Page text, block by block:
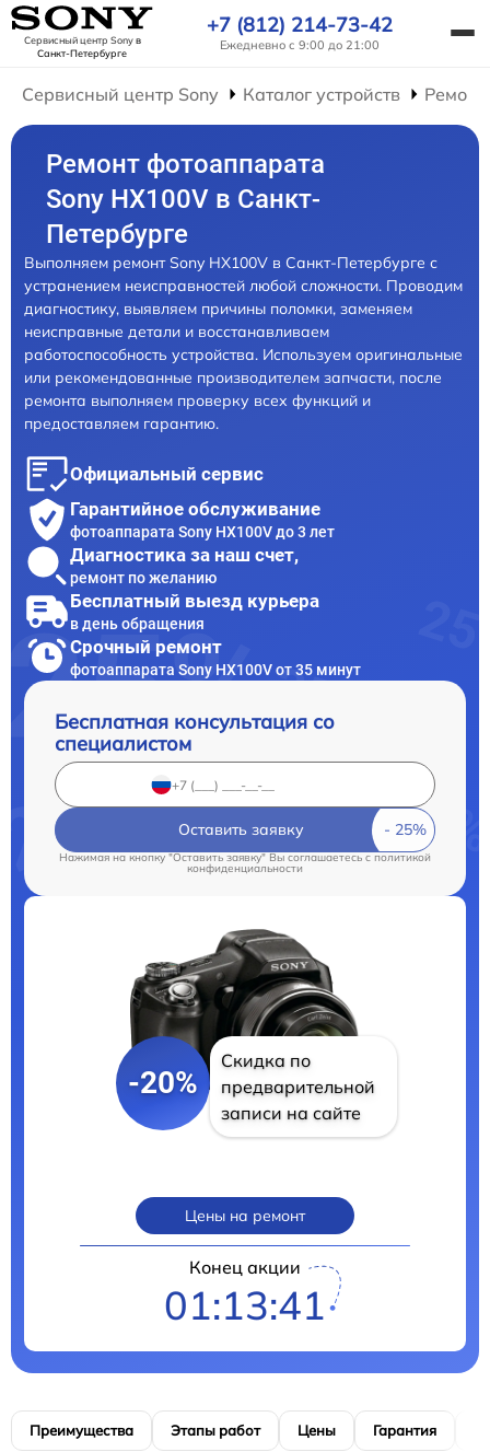
Сервисный центр Sonyв
Санкт-Петербурге
+7 (812) 214-73-42
Ежедневно с 9:00 до 21:00
Сервисный центр Sony Каталог устройств
Ремонт фотоаппарата
Sony HX100V в Санкт-
Петербурге
Выполняем ремонт Sony HX100V в Санкт-Петербурге с
устранением неисправностей любой сложности. Проводим
диагностику, выявляем причины поломки, заменяем
неисправные детали и восстанавливаем
работоспособность устройства. Используем оригинальные
или рекомендованные производителем запчасти, после
ремонта выполняем проверку всех функций и
предоставляем гарантию.
Официальный сервис
Гарантийное обслуживание
фотоаппарата Sony HX100V до 3 лет
Диагностика за наш счет,
ремонт по желанию
Бесплатный выезд курьера
в день обращения
Срочный ремонт
фотоаппарата Sony HX100V от 35 минут
Бесплатная консультация со
специалистом
Оставить заявку
Нажимая на кнопку "Оставить заявку" Вы соглашаетесь c политикой
конфиденциальности
-20%
Скидка по
предварительной
записи на сайте
Цены на ремонт
Конец акции
01:13:40
Преимущества Этапы работ Цены Гарантия